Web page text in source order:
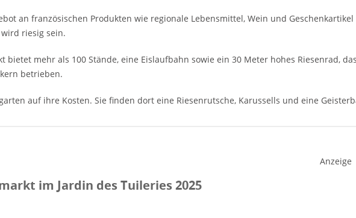
an französischen Produkten wie regionale Lebensmittel, Wein und
riesig sein.
bietet mehr als 100 Stände, eine Eislaufbahn sowie ein 30 Meter hohes Riesenrad,
betrieben.
auf ihre Kosten. Sie finden dort eine Riesenrutsche, Karussells und eine
Anzeige
im Jardin des Tuileries 2025